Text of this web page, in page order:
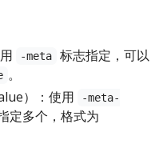
-meta
标志指定，可以
。
）：使用
-meta-
定多个，格式为